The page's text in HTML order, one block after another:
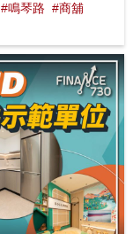
#鳴琴路 #商舖